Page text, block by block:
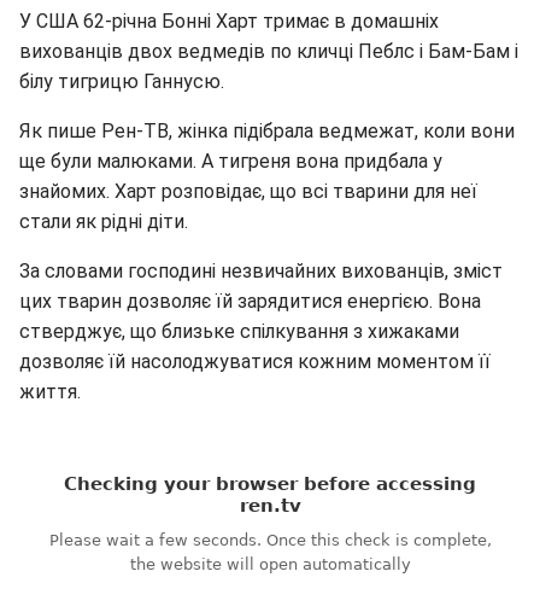
У США 62-річна Бонні Харт тримає в домашніх
вихованців двох ведмедів по кличці Пеблс і Бам-Бам і
білу тигрицю Ганнусю.
Як пише Рен-ТВ, жінка підібрала ведмежат, коли вони
ще були малюками. А тигреня вона придбала у
знайомих. Харт розповідає, що всі тварини для неї
стали як рідні діти.
За словами господині незвичайних вихованців, зміст
цих тварин дозволяє їй зарядитися енергією. Вона
стверджує, що близьке спілкування з хижаками
дозволяє їй насолоджуватися кожним моментом її
життя.